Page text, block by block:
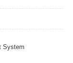
System